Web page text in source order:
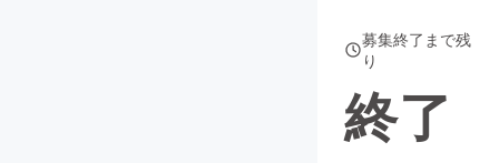
募集終了まで残
り
終了